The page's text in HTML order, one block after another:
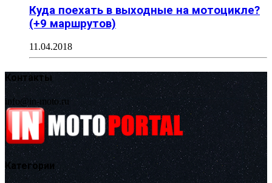
Куда поехать в выходные на мотоцикле?
(+9 маршрутов)
11.04.2018
Контакты
info@in-moto.ru
Категории